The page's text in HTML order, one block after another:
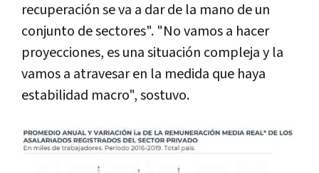
recuperación se va a dar de la mano de un
conjunto de sectores". "No vamos a hacer
proyecciones, es una situación compleja y la
vamos a atravesar en la medida que haya
estabilidad macro", sostuvo.